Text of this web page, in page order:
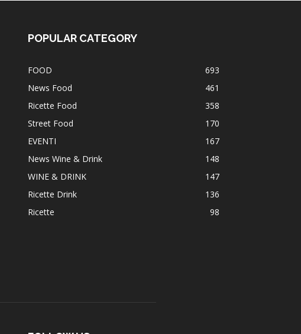
POPULAR CATEGORY
FOOD
693
News Food
461
Ricette Food
358
Street Food
170
EVENTI
167
News Wine & Drink
148
WINE & DRINK
147
Ricette Drink
136
Ricette
98